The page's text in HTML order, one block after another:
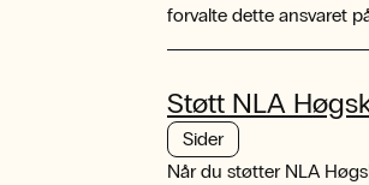
forvalte dette ansvaret
Støtt NLA
Sider
Når du støtter NLA